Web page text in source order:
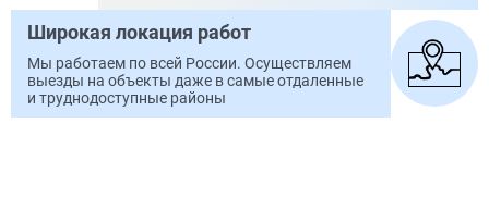
Широкая локация работ
Мы работаем по всей России. Осуществляем
выезды на объекты даже в самые отдаленные
и труднодоступные районы